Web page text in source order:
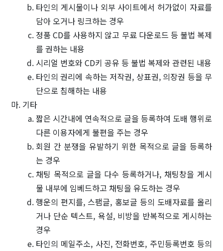
타인의 게시물이나 외부 사이트에서 허가없이 자료를
담아 오거나 링크하는 경우
정품 CD를 사용하지 않고 무료 다운로드 등 불법 복제
를 권하는 내용
시리얼 번호와 CD키 공유 등 불법 복제와 관련된 내용
타인의 권리에 속하는 저작권, 상표권, 의장권 등을 무
단으로 침해하는 내용
마. 기타
짧은 시간내에 연속적으로 글을 등록하여 도배 행위로
다른 이용자에게 불편을 주는 경우
회원 간 분쟁을 유발하기 위한 목적으로 글을 등록하
는 경우
채팅 목적으로 글을 다수 등록하거나, 채팅창을 게시
물 내부에 임베드하고 채팅을 유도하는 경우
행운의 편지를, 스팸글, 홍보글 등의 도배자료를 올리
거나 단순 텍스트, 욕설, 비방을 반복적으로 게시하는
경우
타인의 메일주소, 사진, 전화번호, 주민등록번호 등의